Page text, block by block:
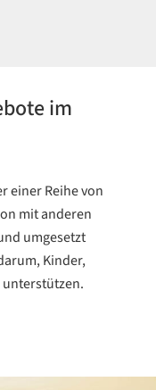
im
einer Reihe von
mit anderen
umgesetzt
Kinder,